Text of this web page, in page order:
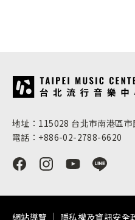
:::
地址：115028 台北市南港區
電話：+886-02-2788-6620
網站導覽 隱私權及資訊安全